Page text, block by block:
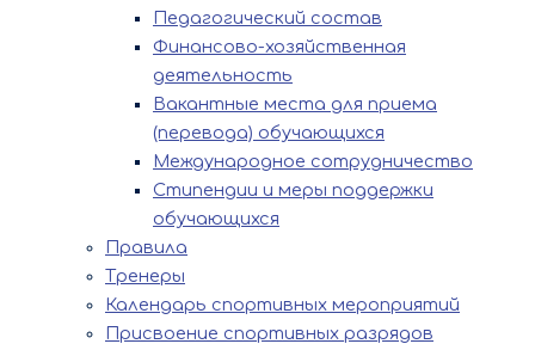
Педагогический состав
Финансово-хозяйственная
деятельность
Вакантные места для приема
(перевода) обучающихся
Международное сотрудничество
Стипендии и меры поддержки
обучающихся
Правила
Тренеры
Календарь спортивных мероприятий
Присвоение спортивных разрядов